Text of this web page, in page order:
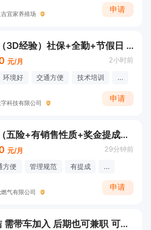
宜家养殖场
申请
数据标注员（3D经验）社保+全勤+节假日 濮东
元/月 2小时前
环境好 交通方便 技术培训 ...
科技有限公司
申请
安检抄表岗（五险+有销售性质+奖金提成+培训）在线打电话
元/月 29分钟前
方便 管理规范 有提成 ...
气有限公司
申请
濮阳 日结 需带车加入 后期也可兼职 可作为工作的过渡